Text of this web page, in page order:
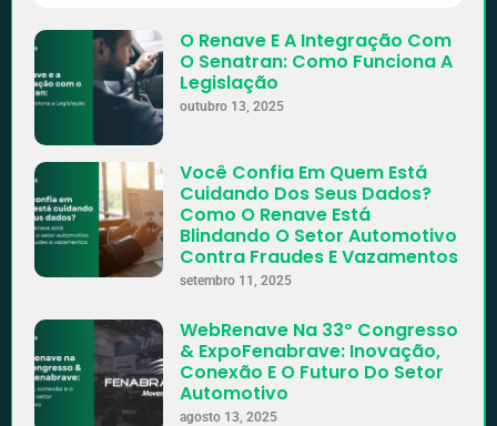
O Renave E A Integração Com
O Senatran: Como Funciona A
Legislação
outubro 13, 2025
Você Confia Em Quem Está
Cuidando Dos Seus Dados?
Como O Renave Está
Blindando O Setor Automotivo
Contra Fraudes E Vazamentos
setembro 11, 2025
WebRenave Na 33º Congresso
& ExpoFenabrave: Inovação,
Conexão E O Futuro Do Setor
Automotivo
agosto 13, 2025